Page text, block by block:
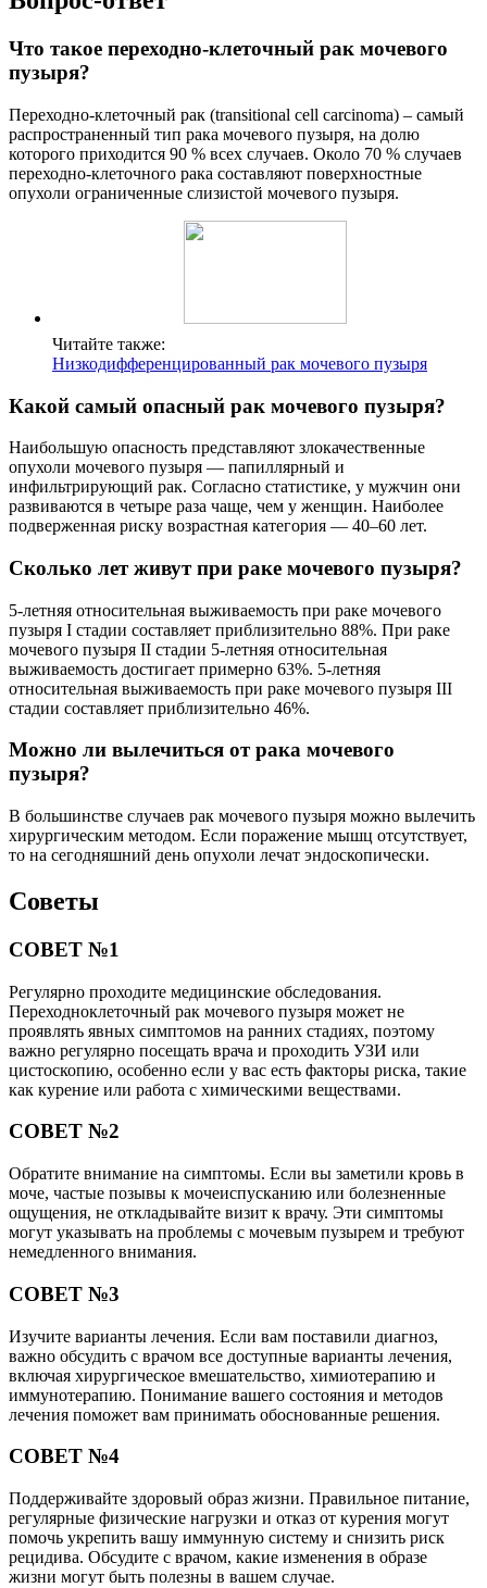
Что такое переходно-клеточный рак мочевого
пузыря?
Переходно-клеточный рак (transitional cell carcinoma) – самый
распространенный тип рака мочевого пузыря, на долю
которого приходится 90 % всех случаев. Около 70 % случаев
переходно-клеточного рака составляют поверхностные
опухоли ограниченные слизистой мочевого пузыря.
Читайте также:
Низкодифференцированный рак мочевого пузыря
Какой самый опасный рак мочевого пузыря?
Наибольшую опасность представляют злокачественные
опухоли мочевого пузыря — папиллярный и
инфильтрирующий рак. Согласно статистике, у мужчин они
развиваются в четыре раза чаще, чем у женщин. Наиболее
подверженная риску возрастная категория — 40–60 лет.
Сколько лет живут при раке мочевого пузыря?
5-летняя относительная выживаемость при раке мочевого
пузыря I стадии составляет приблизительно 88%. При раке
мочевого пузыря II стадии 5-летняя относительная
выживаемость достигает примерно 63%. 5-летняя
относительная выживаемость при раке мочевого пузыря III
стадии составляет приблизительно 46%.
Можно ли вылечиться от рака мочевого
пузыря?
В большинстве случаев рак мочевого пузыря можно вылечить
хирургическим методом. Если поражение мышц отсутствует,
то на сегодняшний день опухоли лечат эндоскопически.
Советы
СОВЕТ №1
Регулярно проходите медицинские обследования.
Переходноклеточный рак мочевого пузыря может не
проявлять явных симптомов на ранних стадиях, поэтому
важно регулярно посещать врача и проходить УЗИ или
цистоскопию, особенно если у вас есть факторы риска, такие
как курение или работа с химическими веществами.
СОВЕТ №2
Обратите внимание на симптомы. Если вы заметили кровь в
моче, частые позывы к мочеиспусканию или болезненные
ощущения, не откладывайте визит к врачу. Эти симптомы
могут указывать на проблемы с мочевым пузырем и требуют
немедленного внимания.
СОВЕТ №3
Изучите варианты лечения. Если вам поставили диагноз,
важно обсудить с врачом все доступные варианты лечения,
включая хирургическое вмешательство, химиотерапию и
иммунотерапию. Понимание вашего состояния и методов
лечения поможет вам принимать обоснованные решения.
СОВЕТ №4
Поддерживайте здоровый образ жизни. Правильное питание,
регулярные физические нагрузки и отказ от курения могут
помочь укрепить вашу иммунную систему и снизить риск
рецидива. Обсудите с врачом, какие изменения в образе
жизни могут быть полезны в вашем случае.